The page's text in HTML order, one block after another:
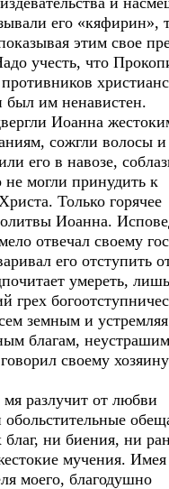
его «кяфирин»,
этим свое
учесть, что
им ненавистен.
Иоанна
сожгли волосы
его в навозе,
не могли принудить к
Только горячее
Иоанна.
отвечал своему
его отступить
умереть,
грех
земным и
благам,
своему
разлучит от любви
ни биения, ни
мучения.
моего, благодушно